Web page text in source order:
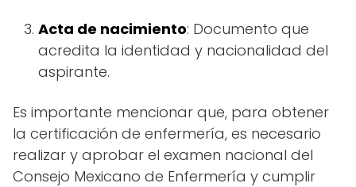
Acta de nacimiento: Documento que
acredita la identidad y nacionalidad del
aspirante.
Es importante mencionar que, para obtener
la certificación de enfermería, es necesario
realizar y aprobar el examen nacional del
Consejo Mexicano de Enfermería y cumplir